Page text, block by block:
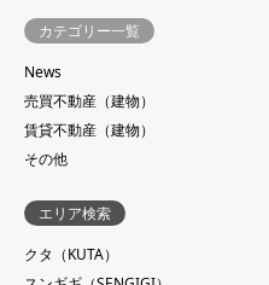
カテゴリー一覧
News
売買不動産（建物）
賃貸不動産（建物）
その他
エリア検索
クタ（KUTA）